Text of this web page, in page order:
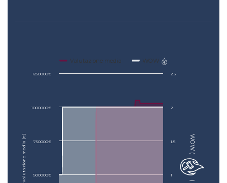
Valutazione media (€) WOW (
)
Valutazione media WOW
500000€
750000€
1000000€
1250000€
1
1.5
2
2.5